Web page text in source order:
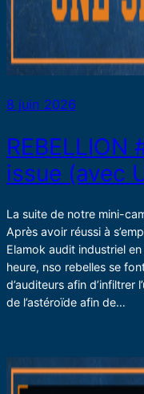
8 juin 2026
REBELLION
issue (avec
La suite de notre mini-
Après avoir réussi à
Elamok audit industriel
heure, nso rebelles se
d’auditeurs afin d’infiltrer
de l’astéroïde afin de…